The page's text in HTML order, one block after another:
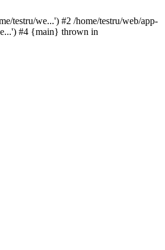
testru/we...') #2 /home/testru/web/app-
#4 {main} thrown in